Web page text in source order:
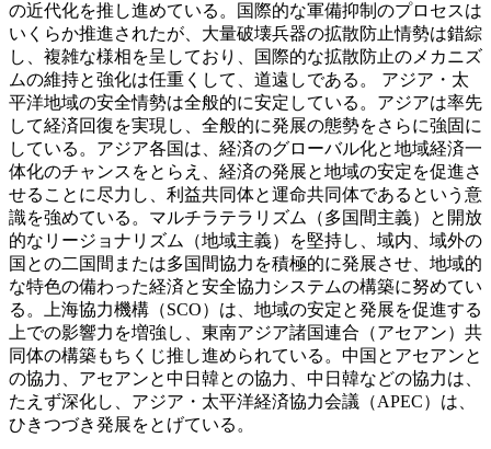
の近代化を推し進めている。国際的な軍備抑制のプロセスは
いくらか推進されたが、大量破壊兵器の拡散防止情勢は錯綜
し、複雑な様相を呈しており、国際的な拡散防止のメカニズ
ムの維持と強化は任重くして、道遠しである。 アジア・太
平洋地域の安全情勢は全般的に安定している。アジアは率先
して経済回復を実現し、全般的に発展の態勢をさらに強固に
している。アジア各国は、経済のグローバル化と地域経済一
体化のチャンスをとらえ、経済の発展と地域の安定を促進さ
せることに尽力し、利益共同体と運命共同体であるという意
識を強めている。マルチラテラリズム（多国間主義）と開放
的なリージョナリズム（地域主義）を堅持し、域内、域外の
国との二国間または多国間協力を積極的に発展させ、地域的
な特色の備わった経済と安全協力システムの構築に努めてい
る。上海協力機構（SCO）は、地域の安定と発展を促進する
上での影響力を増強し、東南アジア諸国連合（アセアン）共
同体の構築もちくじ推し進められている。中国とアセアンと
の協力、アセアンと中日韓との協力、中日韓などの協力は、
たえず深化し、アジア・太平洋経済協力会議（APEC）は、
ひきつづき発展をとげている。